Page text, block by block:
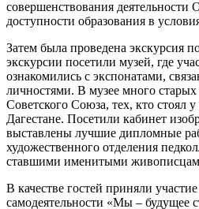
совершенствования
доступности образования в
Затем была проведена экскурсия
экскурсии посетили музей, где
ознакомились с экспонатами,
личностями. В музее много
Советского Союза, тех, кто стоял
Дагестане. Посетили кабинет
выставлены лучшие дипломные
художественного отделения
ставшими именитыми
В качестве гостей приняли
самодеятельности «Мы – будущее